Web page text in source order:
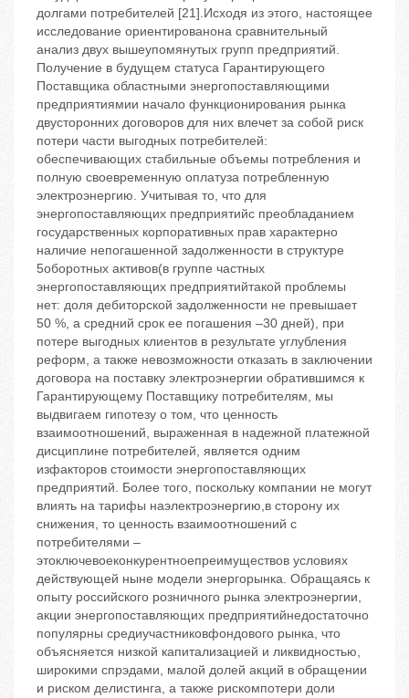
долгами потребителей [21].Исходя из этого, настоящее
исследование ориентированона сравнительный
анализ двух вышеупомянутых групп предприятий.
Получение в будущем статуса Гарантирующего
Поставщика областными энергопоставляющими
предприятиямии начало функционирования рынка
двусторонних договоров для них влечет за собой риск
потери части выгодных потребителей:
обеспечивающих стабильные объемы потребления и
полную своевременную оплатуза потребленную
электроэнергию. Учитывая то, что для
энергопоставляющих предприятийс преобладанием
государственных корпоративных прав характерно
наличие непогашенной задолженности в структуре
5оборотных активов(в группе частных
энергопоставляющих предприятийтакой проблемы
нет: доля дебиторской задолженности не превышает
50 %, а средний срок ее погашения –30 дней), при
потере выгодных клиентов в результате углубления
реформ, а также невозможности отказать в заключении
договора на поставку электроэнергии обратившимся к
Гарантирующему Поставщику потребителям, мы
выдвигаем гипотезу о том, что ценность
взаимоотношений, выраженная в надежной платежной
дисциплине потребителей, является одним
изфакторов стоимости энергопоставляющих
предприятий. Более того, поскольку компании не могут
влиять на тарифы наэлектроэнергию,в сторону их
снижения, то ценность взаимоотношений с
потребителями –
этоключевоеконкурентноепреимуществов условиях
действующей ныне модели энергорынка. Обращаясь к
опыту российского розничного рынка электроэнергии,
акции энергопоставляющих предприятийнедостаточно
популярны средиучастниковфондового рынка, что
объясняется низкой капитализацией и ликвидностью,
широкими спрэдами, малой долей акций в обращении
и риском делистинга, а также рискомпотери доли